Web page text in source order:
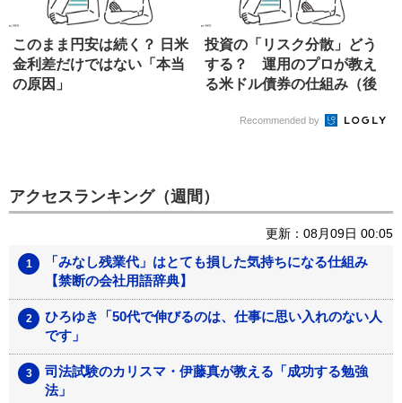
このまま円安は続く？ 日米
金利差だけではない「本当
の原因」
投資の「リスク分散」どう
する？ 運用のプロが教え
る米ドル債券の仕組み（後
Recommended by
アクセスランキング（週間）
更新：08月09日 00:05
「みなし残業代」はとても損した気持ちになる仕組み
【禁断の会社用語辞典】
ひろゆき「50代で伸びるのは、仕事に思い入れのない人
です」
司法試験のカリスマ・伊藤真が教える「成功する勉強
法」